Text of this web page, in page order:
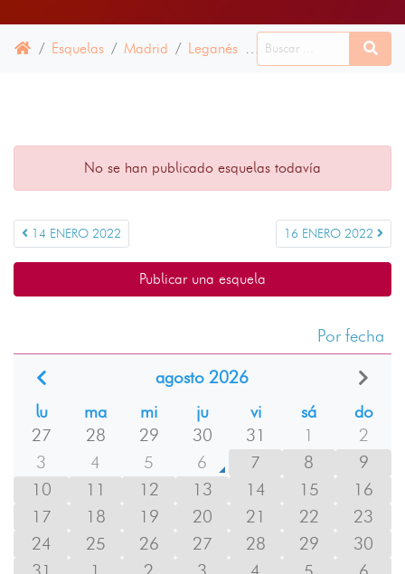
Esquelas Madrid Leganés 15 ENERO 2022
No se han publicado esquelas todavía
14 ENERO 2022 16 ENERO 2022
Publicar una esquela
Por fecha
agosto 2026
lu
ma mi ju vi sá
do
27
28 29 30 31 1
2
3
4 5 6 7 8
9
10
11 12 13 14 15
16
17
18 19 20 21 22
23
24
25 26 27 28 29
30